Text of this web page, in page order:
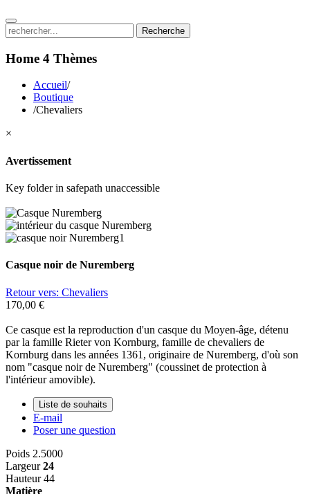
Recherche
Home 4 Thèmes
Accueil/
Boutique
/Chevaliers
×
Avertissement
Key folder in safepath unaccessible
Casque noir de Nuremberg
Retour vers: Chevaliers
170,00 €
Ce casque est la reproduction d'un casque du Moyen-âge, détenu
par la famille Rieter von Kornburg, famille de chevaliers de
Kornburg dans les années 1361, originaire de Nuremberg, d'où son
nom "casque noir de Nuremberg" (coussinet de protection à
l'intérieur amovible).
Liste de souhaits
E-mail
Poser une question
Poids 2.5000
Largeur24
Hauteur44
Matière